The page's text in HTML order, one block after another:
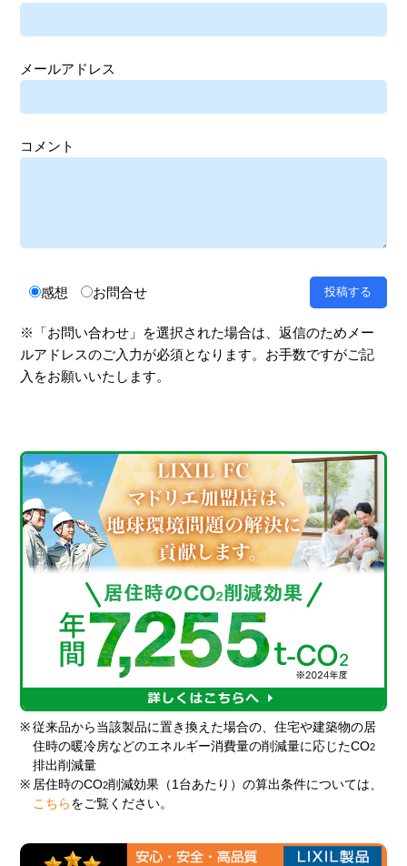
メールアドレス
コメント
感想 お問合せ
※「お問い合わせ」を選択された場合は、返信のためメー
ルアドレスのご入力が必須となります。お手数ですがご記
入をお願いいたします。
※ 従来品から当該製品に置き換えた場合の、住宅や建築物の居
住時の暖冷房などのエネルギー消費量の削減量に応じたCO2
排出削減量
※ 居住時のCO2削減効果（1台あたり）の算出条件については、
こちら をご覧ください。